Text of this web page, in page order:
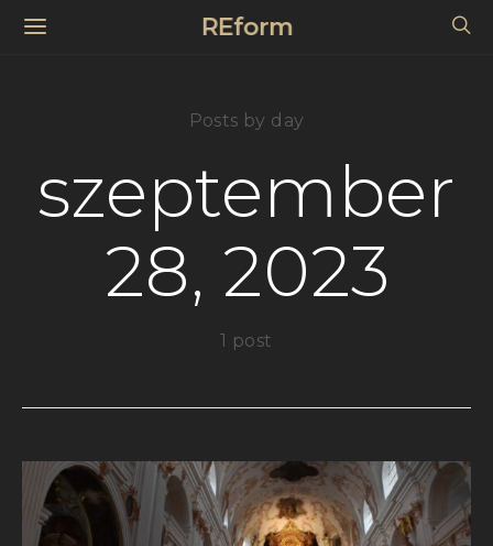
REform
Posts by day
szeptember
28, 2023
1 post